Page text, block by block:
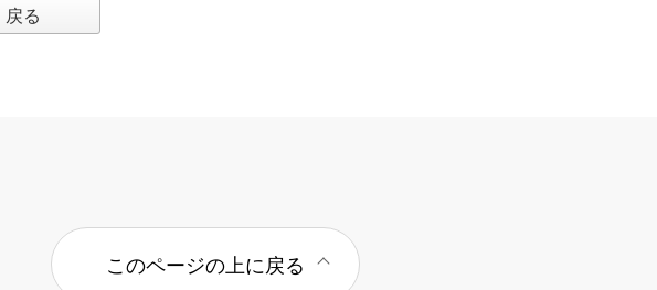
戻る
このページの上に戻る